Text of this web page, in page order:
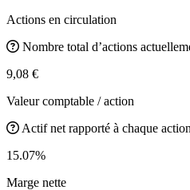
Actions en circulation
Nombre total d’actions
9,08 €
Valeur comptable / action
Actif net rapporté à chaque
15.07%
Marge nette